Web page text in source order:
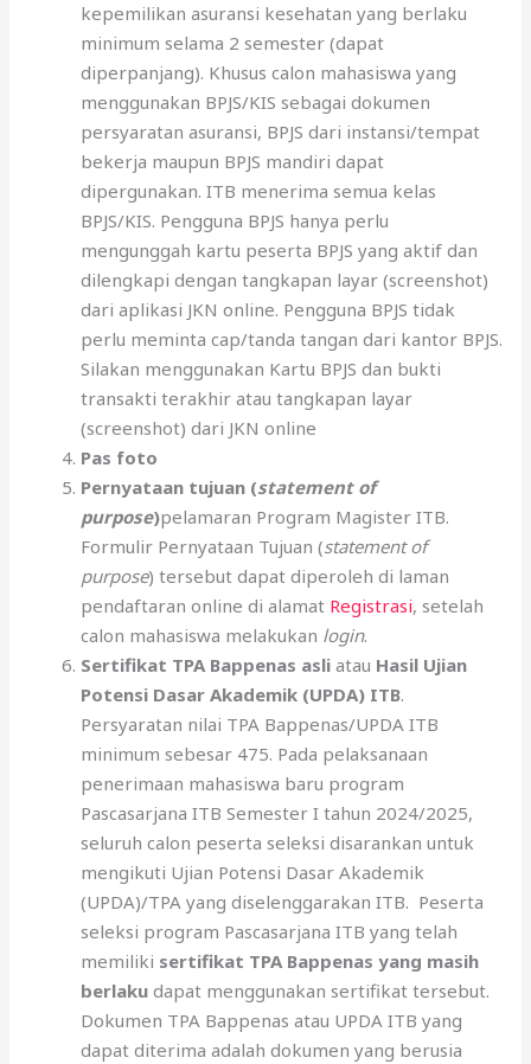
kepemilikan asuransi kesehatan yang berlaku
minimum selama 2 semester (dapat
diperpanjang). Khusus calon mahasiswa yang
menggunakan BPJS/KIS sebagai dokumen
persyaratan asuransi, BPJS dari instansi/tempat
bekerja maupun BPJS mandiri dapat
dipergunakan. ITB menerima semua kelas
BPJS/KIS. Pengguna BPJS hanya perlu
mengunggah kartu peserta BPJS yang aktif dan
dilengkapi dengan tangkapan layar (screenshot)
dari aplikasi JKN online. Pengguna BPJS tidak
perlu meminta cap/tanda tangan dari kantor BPJS.
Silakan menggunakan Kartu BPJS dan bukti
transakti terakhir atau tangkapan layar
(screenshot) dari JKN online
Pas foto
Pernyataan tujuan (statement of
purpose)pelamaran Program Magister ITB.
Formulir Pernyataan Tujuan (statement of
purpose) tersebut dapat diperoleh di laman
pendaftaran online di alamat Registrasi, setelah
calon mahasiswa melakukan login.
Sertifikat TPA Bappenas asliatau Hasil Ujian
Potensi Dasar Akademik (UPDA) ITB.
Persyaratan nilai TPA Bappenas/UPDA ITB
minimum sebesar 475. Pada pelaksanaan
penerimaan mahasiswa baru program
Pascasarjana ITB Semester I tahun 2024/2025,
seluruh calon peserta seleksi disarankan untuk
mengikuti Ujian Potensi Dasar Akademik
(UPDA)/TPA yang diselenggarakan ITB. Peserta
seleksi program Pascasarjana ITB yang telah
memiliki sertifikat TPA Bappenas yang masih
berlaku dapat menggunakan sertifikat tersebut.
Dokumen TPA Bappenas atau UPDA ITB yang
dapat diterima adalah dokumen yang berusia